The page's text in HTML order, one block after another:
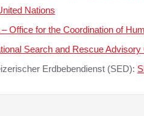
Nations
Office for the Coordination of
Search and Rescue Advisory
Erdbebendienst (SED):